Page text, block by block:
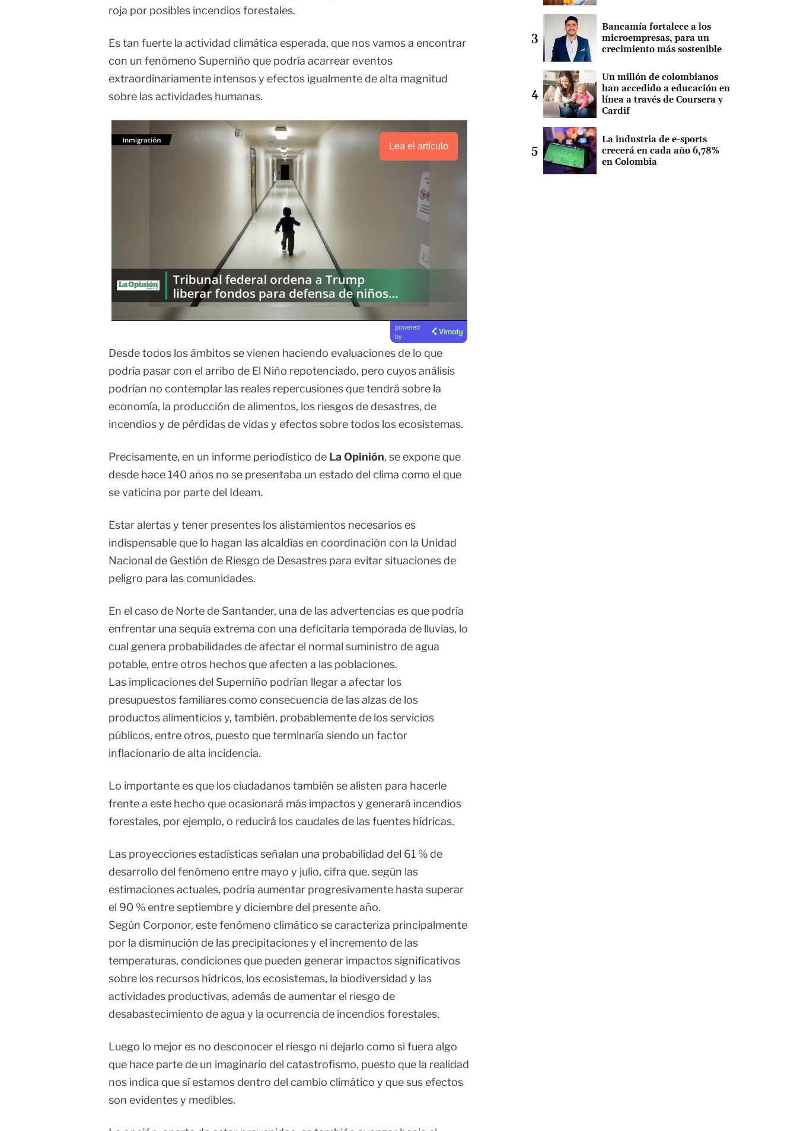
roja por posibles incendios forestales.
Es tan fuerte la actividad climática esperada, que nos vamos a encontrar
con un fenómeno Superniño que podría acarrear eventos
extraordinariamente intensos y efectos igualmente de alta magnitud
sobre las actividades humanas.
Lea el artículo
powered
by
Desde todos los ámbitos se vienen haciendo evaluaciones de lo que
podría pasar con el arribo de El Niño repotenciado, pero cuyos análisis
podrían no contemplar las reales repercusiones que tendrá sobre la
economía, la producción de alimentos, los riesgos de desastres, de
incendios y de pérdidas de vidas y efectos sobre todos los ecosistemas.
Precisamente, en un informe periodístico de La Opinión, se expone que
desde hace 140 años no se presentaba un estado del clima como el que
se vaticina por parte del Ideam.
Estar alertas y tener presentes los alistamientos necesarios es
indispensable que lo hagan las alcaldías en coordinación con la Unidad
Nacional de Gestión de Riesgo de Desastres para evitar situaciones de
peligro para las comunidades.
En el caso de Norte de Santander, una de las advertencias es que podría
enfrentar una sequía extrema con una deficitaria temporada de lluvias, lo
cual genera probabilidades de afectar el normal suministro de agua
potable, entre otros hechos que afecten a las poblaciones.
Las implicaciones del Superniño podrían llegar a afectar los
presupuestos familiares como consecuencia de las alzas de los
productos alimenticios y, también, probablemente de los servicios
públicos, entre otros, puesto que terminaría siendo un factor
inflacionario de alta incidencia.
Lo importante es que los ciudadanos también se alisten para hacerle
frente a este hecho que ocasionará más impactos y generará incendios
forestales, por ejemplo, o reducirá los caudales de las fuentes hídricas.
Las proyecciones estadísticas señalan una probabilidad del 61 % de
desarrollo del fenómeno entre mayo y julio, cifra que, según las
estimaciones actuales, podría aumentar progresivamente hasta superar
el 90 % entre septiembre y diciembre del presente año.
Según Corponor, este fenómeno climático se caracteriza principalmente
por la disminución de las precipitaciones y el incremento de las
temperaturas, condiciones que pueden generar impactos significativos
sobre los recursos hídricos, los ecosistemas, la biodiversidad y las
actividades productivas, además de aumentar el riesgo de
desabastecimiento de agua y la ocurrencia de incendios forestales.
Luego lo mejor es no desconocer el riesgo ni dejarlo como si fuera algo
que hace parte de un imaginario del catastrofismo, puesto que la realidad
nos indica que sí estamos dentro del cambio climático y que sus efectos
son evidentes y medibles.
Bancamía fortalece a los
microempresas, para un
crecimiento más sostenible
Un millón de colombianos
han accedido a educación en
línea a través de Coursera y
Cardif
La industria de e-sports
crecerá en cada año 6,78%
en Colombia